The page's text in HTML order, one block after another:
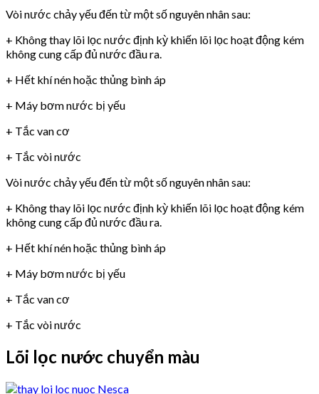
Vòi nước chảy yếu đến từ một số nguyên nhân sau:
+ Không thay lõi lọc nước định kỳ khiến lõi lọc hoạt động kém
không cung cấp đủ nước đầu ra.
+ Hết khí nén hoặc thủng bình áp
+ Máy bơm nước bị yếu
+ Tắc van cơ
+ Tắc vòi nước
Vòi nước chảy yếu đến từ một số nguyên nhân sau:
+ Không thay lõi lọc nước định kỳ khiến lõi lọc hoạt động kém
không cung cấp đủ nước đầu ra.
+ Hết khí nén hoặc thủng bình áp
+ Máy bơm nước bị yếu
+ Tắc van cơ
+ Tắc vòi nước
Lõi lọc nước chuyển màu